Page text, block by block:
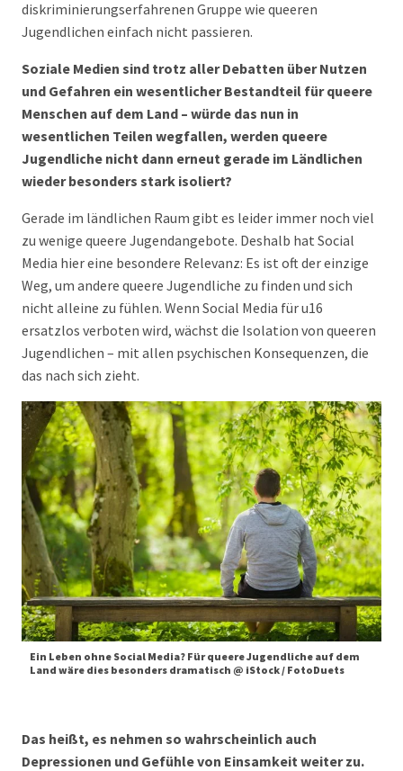
diskriminierungserfahrenen Gruppe wie queeren
Jugendlichen einfach nicht passieren.
Soziale Medien sind trotz aller Debatten über Nutzen
und Gefahren ein wesentlicher Bestandteil für queere
Menschen auf dem Land – würde das nun in
wesentlichen Teilen wegfallen, werden queere
Jugendliche nicht dann erneut gerade im Ländlichen
wieder besonders stark isoliert?
Gerade im ländlichen Raum gibt es leider immer noch viel
zu wenige queere Jugendangebote. Deshalb hat Social
Media hier eine besondere Relevanz: Es ist oft der einzige
Weg, um andere queere Jugendliche zu finden und sich
nicht alleine zu fühlen. Wenn Social Media für u16
ersatzlos verboten wird, wächst die Isolation von queeren
Jugendlichen – mit allen psychischen Konsequenzen, die
das nach sich zieht.
Ein Leben ohne Social Media? Für queere Jugendliche auf dem
Land wäre dies besonders dramatisch @ iStock / FotoDuets
Das heißt, es nehmen so wahrscheinlich auch
Depressionen und Gefühle von Einsamkeit weiter zu.